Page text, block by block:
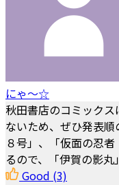
にゃ～☆
秋田書店のコミック
ないため、ぜひ発表
８号」、「仮面の忍
るので、「伊賀の影丸
Good (3)